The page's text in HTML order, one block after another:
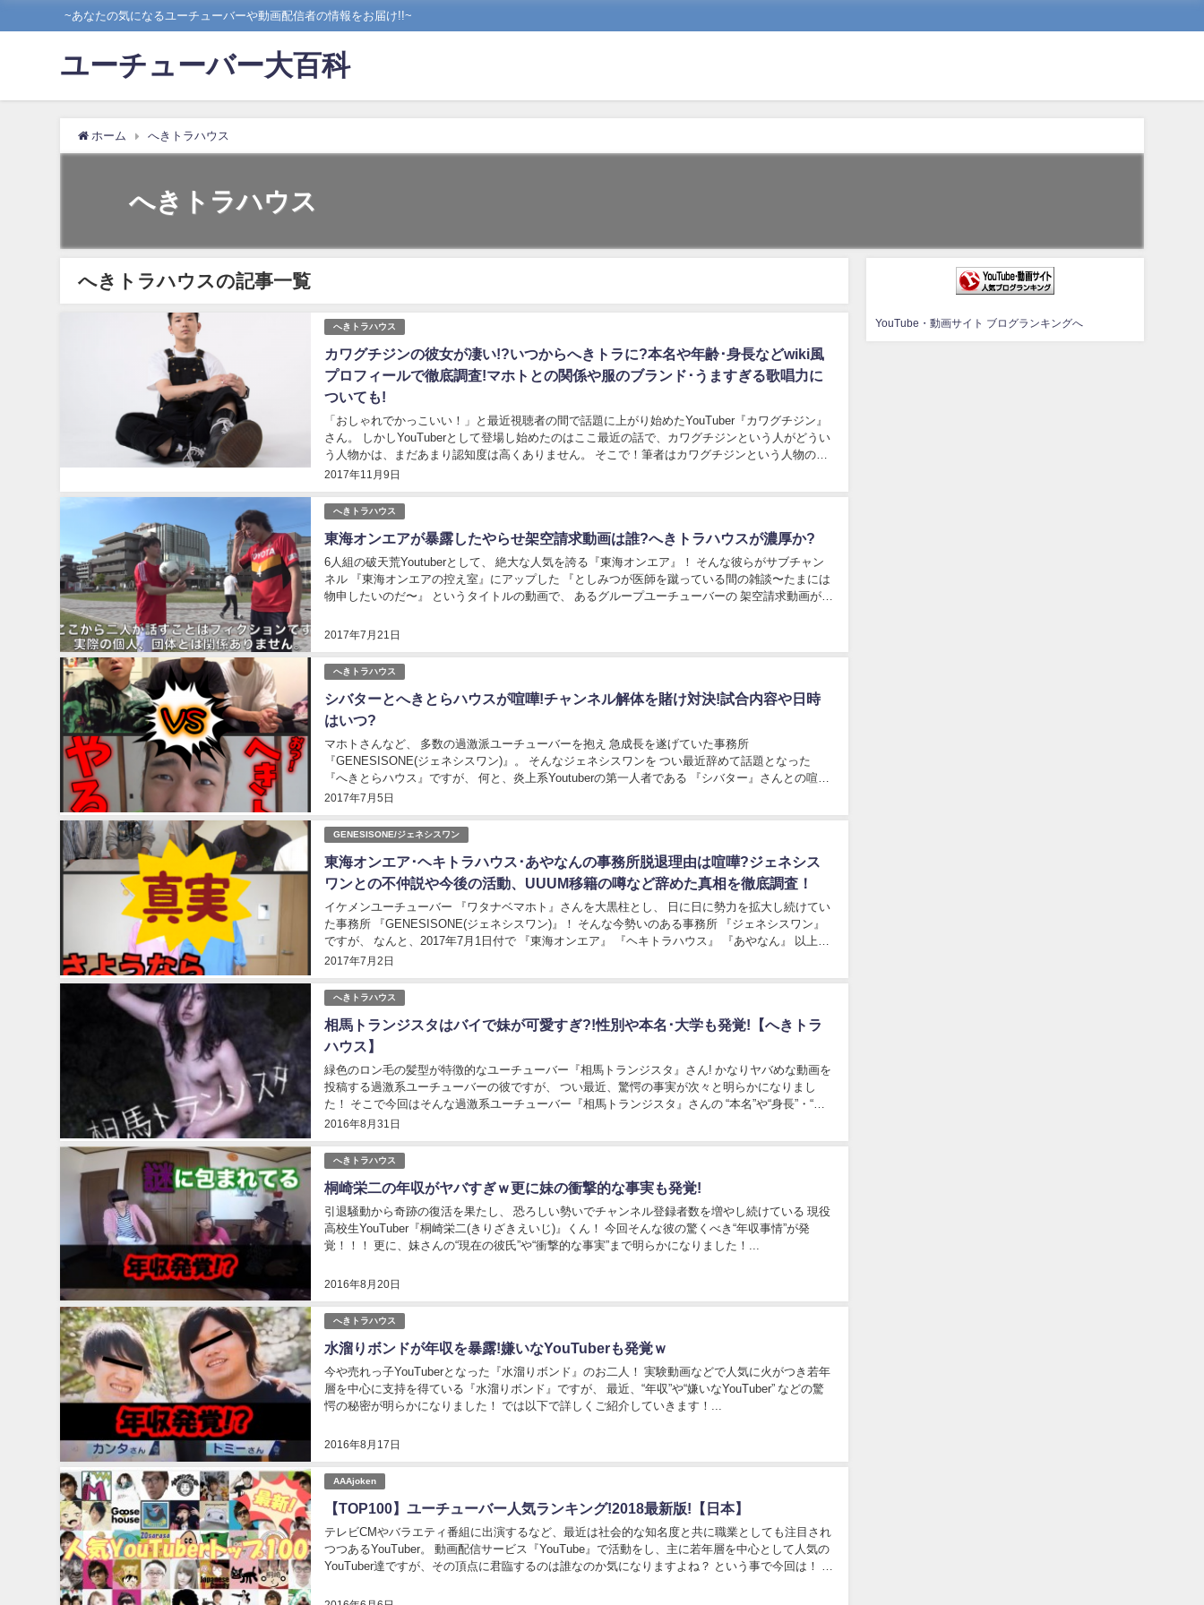
~あなたの気になるユーチューバーや動画配信者の情報をお届け!!~
ユーチューバー大百科
ホーム へきトラハウス
へきトラハウス
へきトラハウスの記事一覧
へきトラハウス
カワグチジンの彼女が凄い!?いつからへきトラに?本名や年齢･身長などwiki風
プロフィールで徹底調査!マホトとの関係や服のブランド･うますぎる歌唱力に
ついても!
2017年11月9日
「おしゃれでかっこいい！」と最近視聴者の間で話題に上がり始めたYouTuber『カワグチジン』
さん。 しかしYouTuberとして登場し始めたのはここ最近の話で、カワグチジンという人がどうい
う人物かは、まだあまり認知度は高くありません。 そこで！筆者はカワグチジンという人物の人
となりや、その経歴について迫ってリサーチし...
へきトラハウス
東海オンエアが暴露したやらせ架空請求動画は誰?へきトラハウスが濃厚か?
2017年7月21日
6人組の破天荒Youtuberとして、 絶大な人気を誇る『東海オンエア』！ そんな彼らがサブチャン
ネル 『東海オンエアの控え室』にアップした 『としみつが医師を蹴っている間の雑談〜たまには
物申したいのだ〜』 というタイトルの動画で、 あるグループユーチューバーの 架空請求動画がや
へきトラハウス
シバターとへきとらハウスが喧嘩!チャンネル解体を賭け対決!試合内容や日時
はいつ?
2017年7月5日
マホトさんなど、 多数の過激派ユーチューバーを抱え 急成長を遂げていた事務所
『GENESISONE(ジェネシスワン)』。 そんなジェネシスワンを つい最近辞めて話題となった
『へきとらハウス』ですが、 何と、炎上系Youtuberの第一人者である 『シバター』さんとの喧嘩
が勃発し、 お互いのチャンネル解体を賭けた...
GENESISONE/ジェネシスワン
東海オンエア･ヘキトラハウス･あやなんの事務所脱退理由は喧嘩?ジェネシス
ワンとの不仲説や今後の活動、UUUM移籍の噂など辞めた真相を徹底調査！
2017年7月2日
イケメンユーチューバー 『ワタナベマホト』さんを大黒柱とし、 日に日に勢力を拡大し続けてい
た事務所 『GENESISONE(ジェネシスワン)』！ そんな今勢いのある事務所 『ジェネシスワン』
ですが、 なんと、2017年7月1日付で 『東海オンエア』 『ヘキトラハウス』 『あやなん』 以上の
クリエイターが 事務所を...
へきトラハウス
相馬トランジスタはバイで妹が可愛すぎ?!性別や本名･大学も発覚!【へきトラ
ハウス】
2016年8月31日
緑色のロン毛の髪型が特徴的なユーチューバー『相馬トランジスタ』さん! かなりヤバめな動画を
投稿する過激系ユーチューバーの彼ですが、 つい最近、驚愕の事実が次々と明らかになりまし
た！ そこで今回はそんな過激系ユーチューバー『相馬トランジスタ』さんの “本名”や“身長”・“年
齢”・“性別”といったプロフィールや、 “大学”...
へきトラハウス
桐崎栄二の年収がヤバすぎｗ更に妹の衝撃的な事実も発覚!
2016年8月20日
引退騒動から奇跡の復活を果たし、 恐ろしい勢いでチャンネル登録者数を増やし続けている 現役
高校生YouTuber『桐崎栄二(きりざきえいじ)』くん！ 今回そんな彼の驚くべき“年収事情”が発
覚！！！ 更に、妹さんの“現在の彼氏”や“衝撃的な事実”まで明らかになりました！...
へきトラハウス
水溜りボンドが年収を暴露!嫌いなYouTuberも発覚ｗ
2016年8月17日
今や売れっ子YouTuberとなった『水溜りボンド』のお二人！ 実験動画などで人気に火がつき若年
層を中心に支持を得ている『水溜りボンド』ですが、 最近、“年収”や“嫌いなYouTuber” などの驚
愕の秘密が明らかになりました！ では以下で詳しくご紹介していきます！...
AAAjoken
【TOP100】ユーチューバー人気ランキング!2018最新版!【日本】
テレビCMやバラエティ番組に出演するなど、最近は社会的な知名度と共に職業としても注目され
つつあるYouTuber。 動画配信サービス『YouTube』で活動をし、主に若年層を中心として人気の
YouTuber達ですが、その頂点に君臨するのは誰なのか気になりますよね？ という事で今回は！ そ
YouTube・動画サイト ブログランキングへ